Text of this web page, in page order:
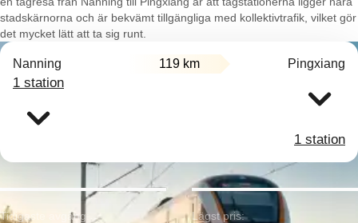
stadskärnorna och är bekvämt tillgängliga med kollektivtrafik, vilket gör
det mycket lätt att ta sig runt.
Nanning 119 km Pingxiang
1 station
1 station
Tidigaste avgång: Lägst pris: